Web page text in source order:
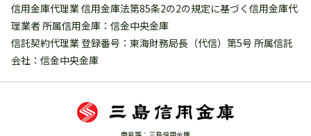
信用金庫代理業 信用金庫法第85条2の2の規定に基づく信用金庫代
理業者 所属信用金庫：信金中央金庫
信託契約代理業 登録番号：東海財務局長（代信）第5号 所属信託
会社：信金中央金庫